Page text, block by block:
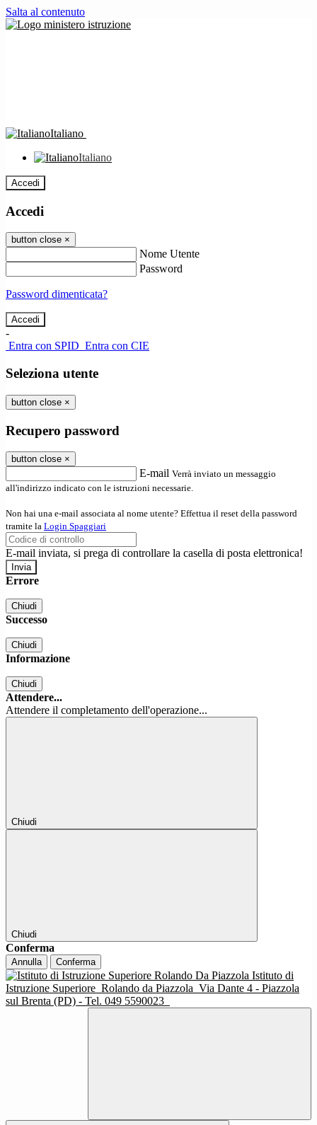
Salta al contenuto
Italiano
Italiano
Accedi
Accedi
button close ×
Nome Utente
Password
Password dimenticata?
-
Entra con SPID Entra con CIE
Seleziona utente
button close ×
Recupero password
button close ×
E-mail Verrà inviato un messaggio
all'indirizzo indicato con le istruzioni necessarie.
Non hai una e-mail associata al nome utente? Effettua il reset della password
tramite la Login Spaggiari
E-mail inviata, si prega di controllare la casella di posta elettronica!
Errore
Chiudi
Successo
Chiudi
Informazione
Chiudi
Attendere...
Attendere il completamento dell'operazione...
Chiudi
Chiudi
Conferma
Annulla Conferma
Istituto di
Istruzione Superiore Rolando da Piazzola Via Dante 4 - Piazzola
sul Brenta (PD) - Tel. 049 5590023